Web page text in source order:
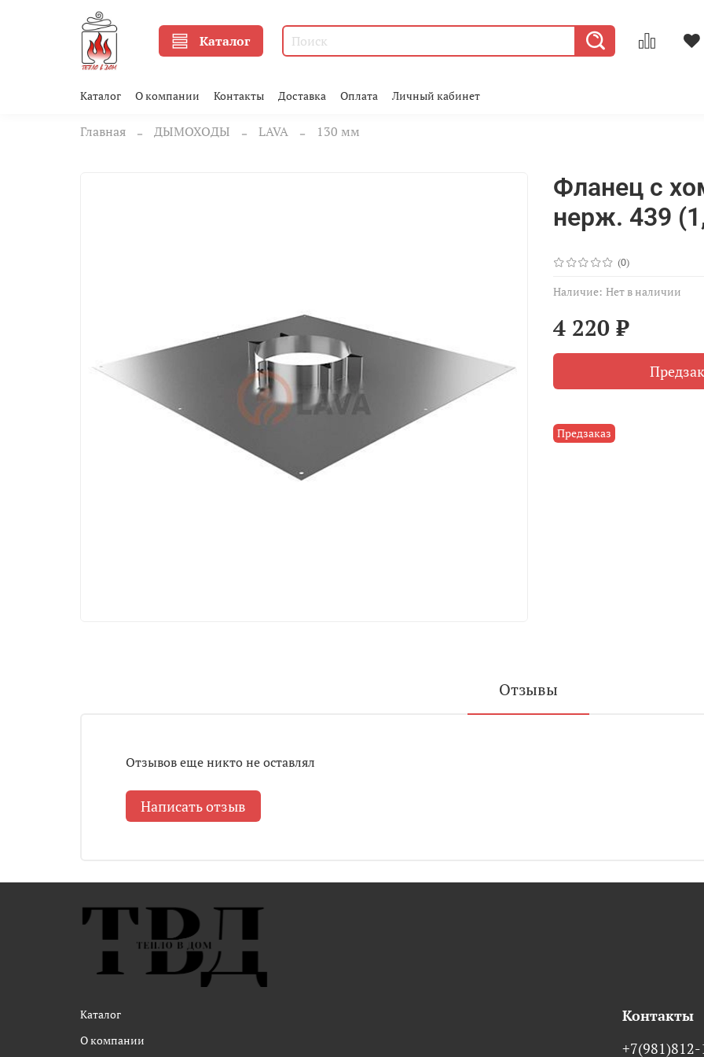
Каталог
Каталог О компании Контакты Доставка Оплата Личный кабинет
Главная ДЫМОХОДЫ LAVA 130 мм
(0)
Наличие: Нет в наличии
Предзаказ
Фланец с
нерж. 439
4 220 ₽
Отзывы
Отзывов еще никто не оставлял
Написать отзыв
Каталог
О компании
Контакты